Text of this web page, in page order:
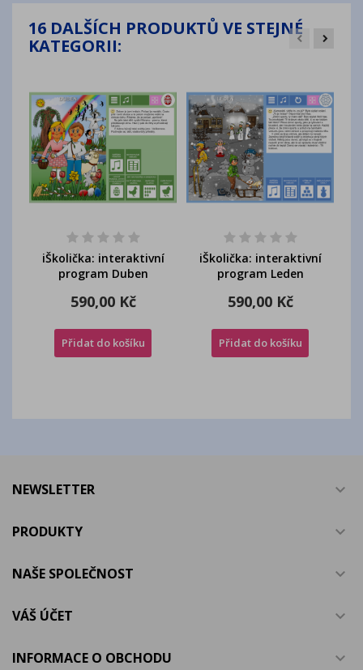
16 DALŠÍCH PRODUKTŮ VE STEJNÉ
KATEGORII:
iŠkolička: interaktivní
program Duben
590,00 Kč
Přidat do košíku
iŠkolička: interaktivní
program Leden
590,00 Kč
Přidat do košíku
NEWSLETTER 
PRODUKTY 
NAŠE SPOLEČNOST 
VÁŠ ÚČET 
INFORMACE O OBCHODU 